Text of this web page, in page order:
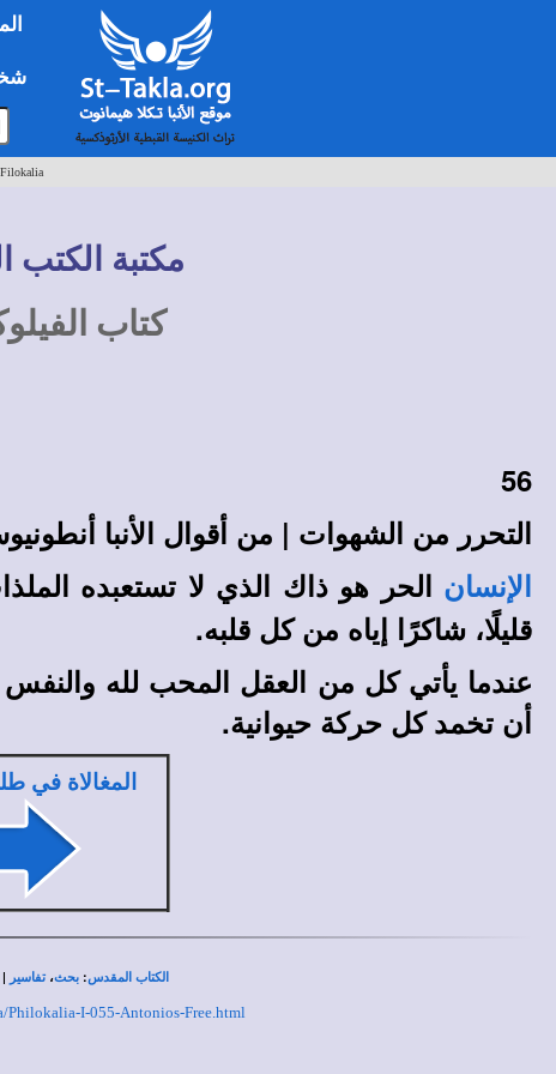
مكتبة الكتب
كتاب
56
التحرر من الشهوات | من أقوال الأنبا
الإنسان الحر هو ذاك الذي لا تستعبده
قليلًا، شاكرًا إياه من كل قلبه.
عندما يأتي كل من العقل المحب لله
أن تخمد كل حركة حيوانية.
المغالاة في
الكتاب المقدس:بحث،تفاسير
Philokalia-I-055-Antonios-Free.html